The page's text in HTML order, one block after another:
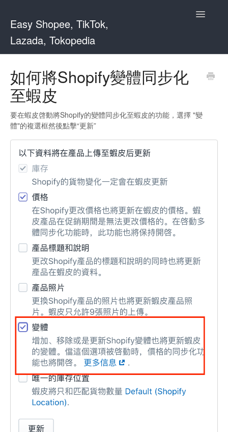
Easy Shopee, TikTok,
Lazada, Tokopedia
Toggle
Easy Shopee TW
Contact
如何將Shopify變體同步化
至蝦皮
要在蝦皮啓動將Shopify的變體同步化至蝦皮的功能，選擇 "變
體"的複選框然後點擊“更新”